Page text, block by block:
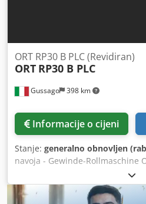
Gussago 398 km
ORT RP30 B PLC (Revidiran)
ORT RP30 B PLC
Informacije o cijeni
Stanje: generalno obnovljen
navoja - Gewinde-Rollmaschine
Dcodjy Racgopfx Akvsk U
Pogledajte video Stroj se nalazi
Gussago BS, pod naponom